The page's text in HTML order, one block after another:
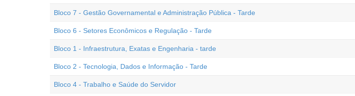
Bloco 7 - Gestão Governamental e Administração Pública - Tarde
Bloco 6 - Setores Econômicos e Regulação - Tarde
Bloco 1 - Infraestrutura, Exatas e Engenharia - tarde
Bloco 2 - Tecnologia, Dados e Informação - Tarde
Bloco 4 - Trabalho e Saúde do Servidor